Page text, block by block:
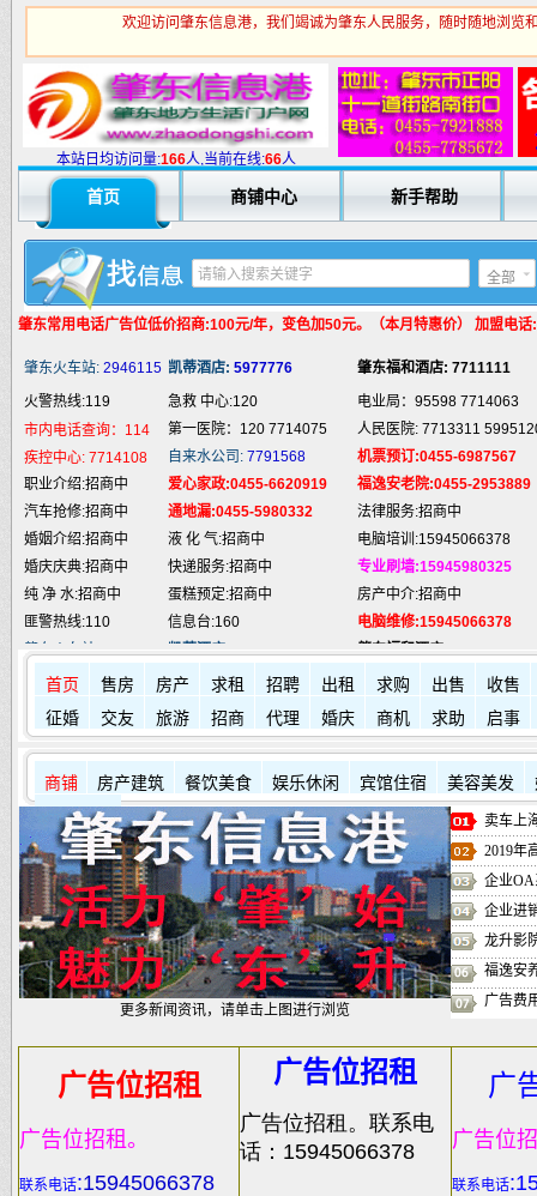
欢迎访问肇东信息港，我们竭诚为肇东人民服务，随时随地浏览
本站日均访问量:166人,当前在线:66人
首页 商铺中心 新手帮助
全部
肇东常用电话广告位低价招商:100元/年，变色加50元。（本月特惠价） 加盟电
火警热线:119 急救 中心:120
电业局：95598 7714063
市内电话查询：114
第一医院：120 7714075
人民医院: 7713311
疾控中心:7714108 自来水公司:7791568
机票预订:0455-6987567
职业介绍:招商中
汽车抢修:招商中
通地漏:0455-5980332
法律服务:招商中
婚庆庆典:招商中
快递服务:招商中
专业刷墙:15945980325
纯 净 水:招商中
蛋糕预定:招商中
房产中介:招商中
匪警热线:110
信息台:160
电脑维修:15945066378
火警热线:119
急救 中心:120
电业局：95598 7714063
市内电话查询：114
第一医院：120 7714075
人民医院: 7713311
疾控中心:7714108 自来水公司:7791568
机票预订:0455-6987567
职业介绍:招商中
爱心家政:0455-6620919
福逸安老院:0455-2953889
汽车抢修:招商中
通地漏:0455-5980332
法律服务:招商中
婚姻介绍:招商中
液 化 气:招商中
电脑培训:15945066378
婚庆庆典:招商中
快递服务:招商中
专业刷墙:15945980325
纯 净 水:招商中
蛋糕预定:招商中
房产中介:招商中
匪警热线:110
信息台:160
电脑维修:15945066378
肇东火车站:2946115 凯蒂酒店:5977776 肇东福和酒店: 7711111
首页 售房 房产 求租 招聘 出租 求购 出售
收售
征婚
交友 旅游 招商 代理 婚庆 商机 求助 启事
商铺 房产建筑 餐饮美食 娱乐休闲 宾馆住宿 美容美发
其它店铺
更多新闻资讯，请单击上图进行浏览
卖车上
2019年
企业OA
企业进
龙升影
福逸安
广告费
广告位招租
广告位招租。
联系电话:15945066378
广告位招租
广告位招租。联系电
话：15945066378
广
广告位
联系电话